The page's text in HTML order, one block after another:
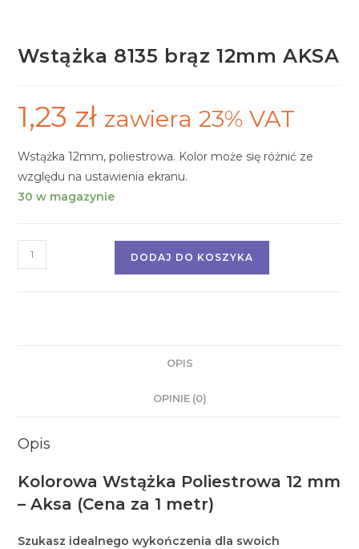
Wstążka 8135 brąz 12mm AKSA
1,23 zł zawiera 23% VAT
Wstążka 12mm, poliestrowa. Kolor może się różnić ze
względu na ustawienia ekranu.
30 w magazynie
DODAJ DO KOSZYKA
OPIS
OPINIE (0)
Opis
Kolorowa Wstążka Poliestrowa 12 mm
– Aksa (Cena za 1 metr)
Szukasz idealnego wykończenia dla swoich